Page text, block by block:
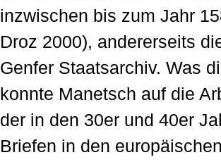
inzwischen bis zum Jahr
Droz 2000), andererseits
Genfer Staatsarchiv. Was
konnte Manetsch auf die
der in den 30er und 40er
Briefen in den